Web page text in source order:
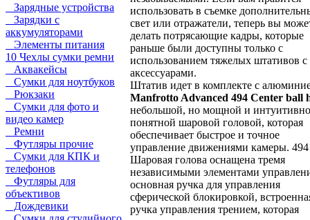
Зарядные устройства
Зарядки с
аккумуляторами
Элементы питания
10 Чехлы сумки ремни
Аквакейсы
Сумки для ноутбуков
Рюкзаки
Сумки для фото и
видео камер
Ремни
Футляры прочие
Сумки для КПК и
телефонов
Футляры для
объективов
Дождевики
использовать в съемке
свет или отражатели, теперь вы
делать потрясающие кадры, которые
раньше были доступны только с
использованием тяжелых штативов с
аксессуарами.
Штатив идет в комплекте с
Manfrotto Advanced 494 Center ball
небольшой, но мощной и интуитивно
понятной шаровой головой, которая
обеспечивает быстрое и точное
управление движениями камеры. 494
Шаровая голова оснащена тремя
независимыми элементами
основная ручка для управления
сферической блокировкой,
ручка управления трением, которая